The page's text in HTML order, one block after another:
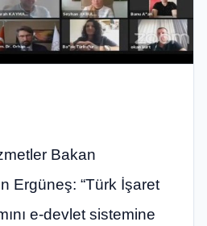
Bakan
Ergüneş: “Türk İşaret
e-devlet sistemine